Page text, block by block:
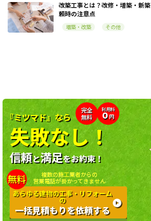
改築工事とは？改修・増築・新
頼時の注意点
増築・改築 その他
完全
無料
利用料
0円
『ミツマド』なら
失敗なし！
信頼と満足をお約束！
無料
複数の施工業者からの
営業電話が掛かってきません
あらゆる建物の工事・リフォーム
の
一括見積もりを依頼する